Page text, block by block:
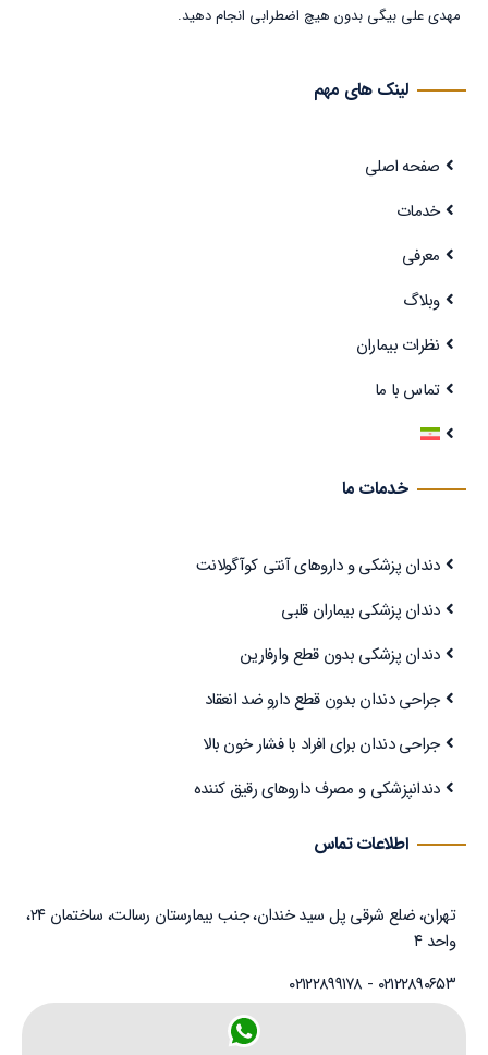
مهدی علی بیگی بدون هیچ اضطرابی انجام دهید.
لینک های مهم
صفحه اصلی
خدمات
معرفی
وبلاگ
نظرات بیماران
تماس با ما
خدمات ما
دندان پزشکی و داروهای آنتی کوآگولانت
دندان پزشکی بیماران قلبی
دندان پزشکی بدون قطع وارفارین
جراحی دندان بدون قطع دارو ضد انعقاد
جراحی دندان برای افراد با فشار خون بالا
دندانپزشکی و مصرف داروهای رقیق کننده
اطلاعات تماس
تهران، ضلع شرقی پل سید خندان، جنب بیمارستان رسالت، ساختمان ۲۴،
واحد ۴
۰۲۱۲۲۸۹۰۶۵۳ - ۰۲۱۲۲۸۹۹۱۷۸